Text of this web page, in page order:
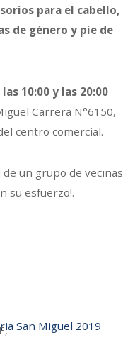
para el cabello,
de género y pie de
10:00 y las 20:00
Carrera N°6150,
centro comercial.
un grupo de vecinas
su esfuerzo!.